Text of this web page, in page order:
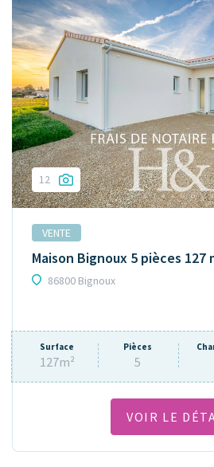
12
VENTE
Maison Bignoux 5 pièces 127
86800 Bignoux
Surface
127m²
Pièces
5
VOIR LE